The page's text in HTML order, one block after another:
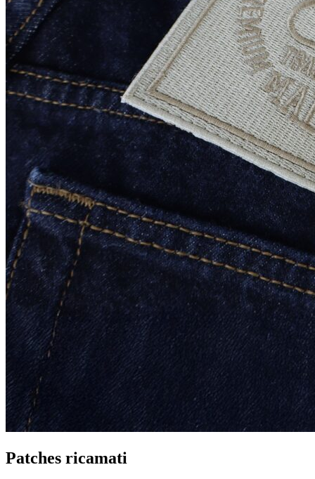
Patches ricamati